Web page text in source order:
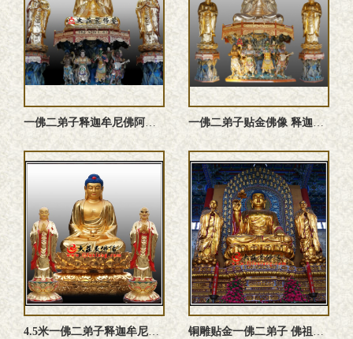
一佛二弟子释迦牟尼佛阿难尊者迦叶尊者贴金铜佛像定制 一佛二弟子贴金佛像 释迦牟尼佛阿难尊者迦叶尊者雕塑定制
4.5米一佛二弟子释迦牟尼佛阿难迦叶尊者贴金佛像雕塑 铜雕贴金一佛二弟子 佛祖释迦牟尼佛迦叶阿难尊者雕塑佛像定制